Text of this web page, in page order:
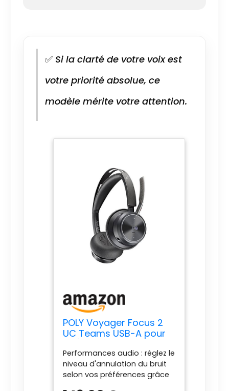
✅Si la clarté de votre voix est
votre priorité absolue, ce
modèle mérite votre attention.
POLY Voyager Focus 2
UC Teams USB-A pour
Performances audio : réglez le
niveau d'annulation du bruit
selon vos préférences grâce